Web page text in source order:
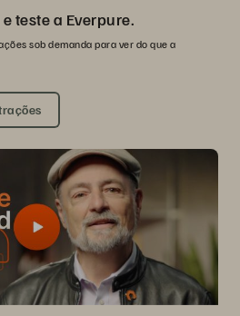
teste a Everpure.
sob demanda para ver do que a